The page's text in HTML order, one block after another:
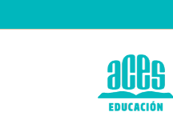
al